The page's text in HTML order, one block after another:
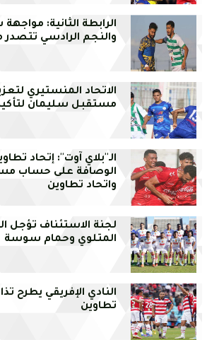
الرابطة الثانية:
والنجم الرادسي تتصدر
الاتحاد المنستيري
مستقبل سليمان
الـ''بلاي آوت'': إتحاد
الوصافة على حساب
واتحاد تطاوين
لجنة الاستئناف
المتلوي وحمام سوسة
النادي الإفريقي يطرح
تطاوين